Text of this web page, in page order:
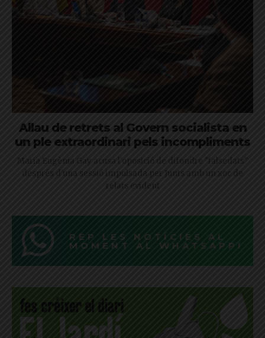
Allau de retrets al Govern socialista en
un ple extraordinari pels incompliments
Maria Eugènia Gay acusa l'oposició de difondre "falsedats"
després d'una sessió impulsada per Junts amb un xoc de
relats evident
REP LES NOTÍCIES AL
MOMENT AL WHATSAPP!